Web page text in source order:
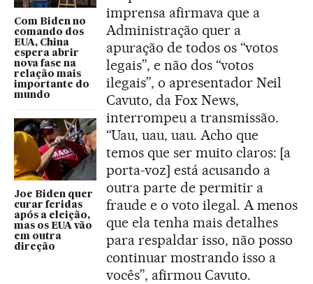
Com Biden no
comando dos
EUA, China
espera abrir
nova fase na
relação mais
importante do
mundo
Joe Biden quer
curar feridas
após a eleição,
mas os EUA vão
em outra
direção
imprensa afirmava que a
Administração quer a
apuração de todos os “votos
legais”, e não dos “votos
ilegais”, o apresentador Neil
Cavuto, da Fox News,
interrompeu a transmissão.
“Uau, uau, uau. Acho que
temos que ser muito claros: [a
porta-voz] está acusando a
outra parte de permitir a
fraude e o voto ilegal. A menos
que ela tenha mais detalhes
para respaldar isso, não posso
continuar mostrando isso a
vocês”, afirmou Cavuto.